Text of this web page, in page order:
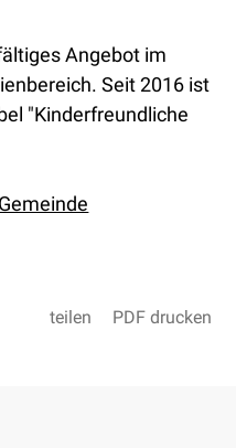
Angebot im
Seit 2016 ist
"Kinderfreundliche
teilen PDF drucken